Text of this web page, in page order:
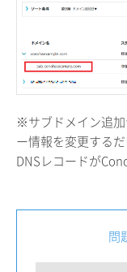
※サブドメイン追
ー情報を変更する
DNSレコードが
問